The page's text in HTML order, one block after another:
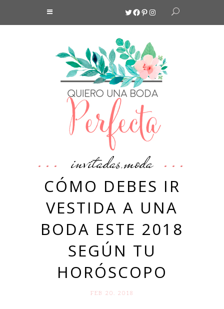
Twitter
Facebook
Pinterest
Instagram
invitadas,moda
CÓMO DEBES IR
VESTIDA A UNA
BODA ESTE 2018
SEGÚN TU
HORÓSCOPO
FEB 20. 2018